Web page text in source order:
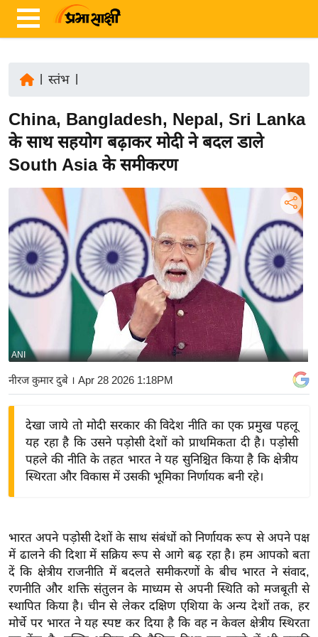
ज़ा
ख
ब
र
ष्ट्री
य
अं
त
र्रा
ष्ट्री
य
बि
ज़
ने
द्यो
वि
शे
ष
ज्ञ
रा
स्तंभ
China, Bangladesh, Nepal, Sri Lanka
के साथ सहयोग बढ़ाकर मोदी ने बदल डाले
South Asia के समीकरण
ANI
नीरज कुमार दुबे । Apr 28 2026 1:18PM
देखा जाये तो मोदी सरकार की विदेश नीति का एक प्रमुख पहलू
यह रहा है कि उसने पड़ोसी देशों को प्राथमिकता दी है। पड़ोसी
पहले की नीति के तहत भारत ने यह सुनिश्चित किया है कि क्षेत्रीय
स्थिरता और विकास में उसकी भूमिका निर्णायक बनी रहे।
भारत अपने पड़ोसी देशों के साथ संबंधों को निर्णायक रूप से अपने पक्ष
में ढालने की दिशा में सक्रिय रूप से आगे बढ़ रहा है। हम आपको बता
दें कि क्षेत्रीय राजनीति में बदलते समीकरणों के बीच भारत ने संवाद,
रणनीति और शक्ति संतुलन के माध्यम से अपनी स्थिति को मजबूती से
स्थापित किया है। चीन से लेकर दक्षिण एशिया के अन्य देशों तक, हर
मोर्चे पर भारत ने यह स्पष्ट कर दिया है कि वह न केवल क्षेत्रीय स्थिरता